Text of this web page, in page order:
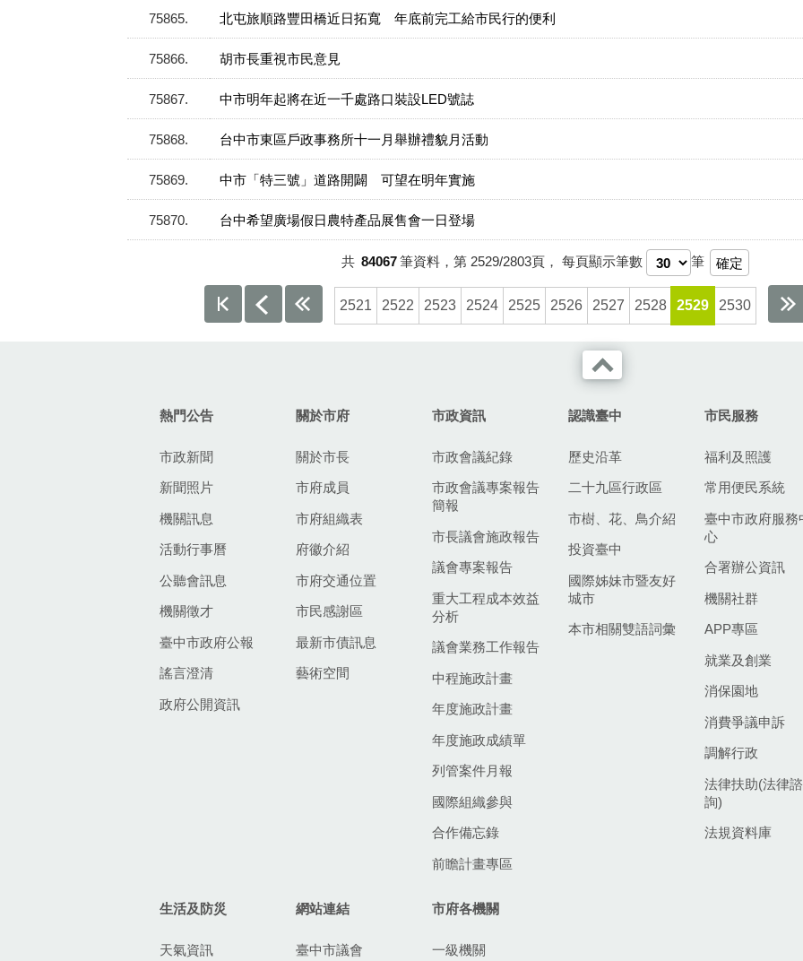
75865 北屯旅順路豐田橋近日拓寬 年底前完工給市民行的便利
75866 胡市長重視市民意見
75867 中市明年起將在近一千處路口裝設LED號誌
75868 台中市東區戶政事務所十一月舉辦禮貌月活動
75869 中市「特三號」道路開闢 可望在明年實施
75870 台中希望廣場假日農特產品展售會一日登場
共 84067筆資料，第 2529/2803頁， 每頁顯示筆數 筆
2521 2522 2523 2524 2525 2526 2527 2528 2529 2530
熱門公告
市政新聞
新聞照片
機關訊息
活動行事曆
公聽會訊息
機關徵才
臺中市政府公報
謠言澄清
政府公開資訊
關於市府
關於市長
市府成員
市府組織表
府徽介紹
市府交通位置
市民感謝區
最新市債訊息
藝術空間
市政資訊
市政會議紀錄
市政會議專案報告
簡報
市長議會施政報告
議會專案報告
重大工程成本效益
分析
議會業務工作報告
中程施政計畫
年度施政計畫
年度施政成績單
列管案件月報
國際組織參與
合作備忘錄
前瞻計畫專區
認識臺中
歷史沿革
二十九區行政區
市樹、花、鳥介紹
投資臺中
國際姊妹市暨友好
城市
本市相關雙語詞彙
市民服務
福利及照護
常用便民系統
臺中市政府服務
心
合署辦公資訊
機關社群
APP專區
就業及創業
消保園地
消費爭議申訴
調解行政
法律扶助(法律諮
詢)
法規資料庫
生活及防災
天氣資訊
網站連結
臺中市議會
市府各機關
一級機關